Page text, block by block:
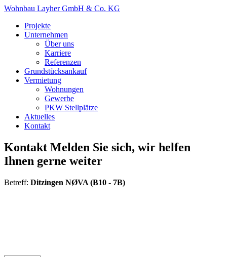
Wohnbau Layher GmbH & Co. KG
Projekte
Unternehmen
Über uns
Karriere
Referenzen
Grundstücksankauf
Vermietung
Wohnungen
Gewerbe
PKW Stellplätze
Aktuelles
Kontakt
Kontakt Melden Sie sich, wir helfen
Ihnen gerne weiter
Betreff: Ditzingen NØVA (B10 - 7B)